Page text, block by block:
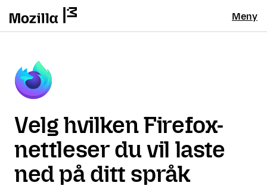
Meny
Velg hvilken Firefox-
nettleser du vil laste
ned på ditt språk